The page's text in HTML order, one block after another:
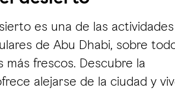
es una de las
de Abu Dhabi, sobre
más frescos. Descubre la
alejarse de la ciudad y